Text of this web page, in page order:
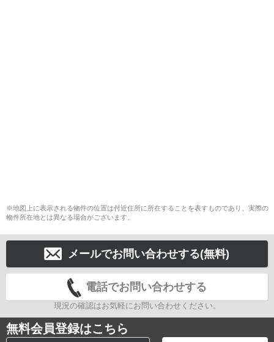
※地図上に表示される物件の位置は付近住所に所在することを表すものであり、実際の
物件所在地とは異なる場合がございます。
メールでお問い合わせする(無料)
電話でお問い合わせする
現況の確認はお気軽にお問い合わせください。
無料会員登録はこちら